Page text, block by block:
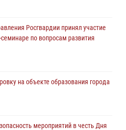
Росгвардии принял участие
по вопросам развития
на объекте образования города
мероприятий в честь Дня